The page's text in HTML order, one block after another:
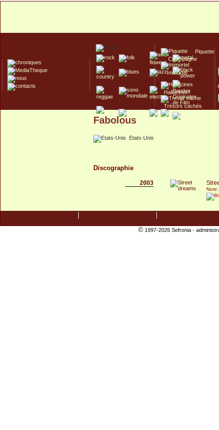
Piquette
Champagne
Immortel
Hallucinex!
Trésors cachés
Culte/Collector
Fabolous
Etats-Unis
Discographie
2003
©1997-2026 Sefronia -